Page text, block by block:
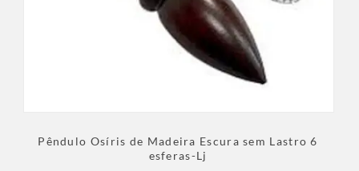
Pêndulo Osíris de Madeira Escura sem Lastro 6
esferas-Lj